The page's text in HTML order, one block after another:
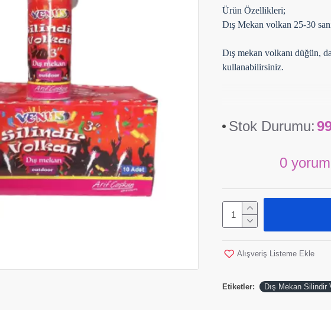
Ürün Özellikleri;
Dış Mekan volkan 25-30
Dış mekan volkanı düğün,
kullanabilirsiniz.
Stok Durumu:
0 yorum
Alışveriş Listeme Ekle
Etiketler: Dış Mekan Silindir